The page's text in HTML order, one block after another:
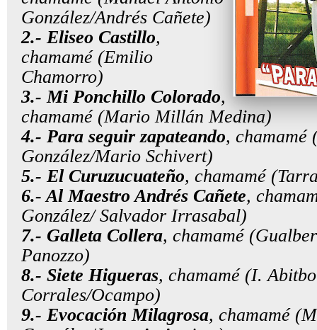
González/Andrés Cañete)
2.- Eliseo Castillo,
chamamé (Emilio
Chamorro)
3.- Mi Ponchillo Colorado,
chamamé (Mario Millán Medina)
4.- Para seguir zapateando, chamamé
González/Mario Schivert)
5.- El Curuzucuateño, chamamé
6.- Al Maestro Andrés Cañete,
González/ Salvador Irrasabal)
7.- Galleta Collera, chamamé
Panozzo)
8.- Siete Higueras, chamamé (I.
Corrales/Ocampo)
9.- Evocación Milagrosa, chamamé